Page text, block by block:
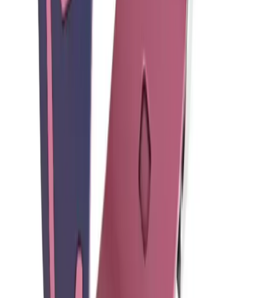
iPhone 11 için 3D Pembe Çiçek Tasarımlı Silikon
Kılıf - Koruma ve Şıklık Bir Arada
Yüksek kaliteli silikon malzemeden üretilen bu kılıf, iPhone 11'e
mükemmel uyum sağlar, gece parlayan özelliğiyle dikkat çeker ve
darbelere karşı üstün koruma sunar.
Daha fazla bilgi edinin